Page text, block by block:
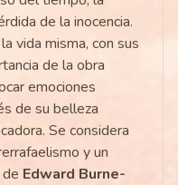
de la inocencia.
vida misma, con sus
de la obra
emociones
de su belleza
Se considera
y un
Edward Burne-